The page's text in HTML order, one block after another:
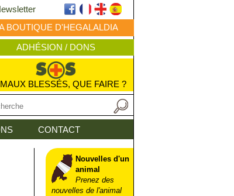
BOUTIQUE D'HEGALALDIA
ADHÉSION / DONS
BLESSÉS, QUE FAIRE ?
CONTACT
Nouvelles d'un
animal
Prenez des
nouvelles de l'animal